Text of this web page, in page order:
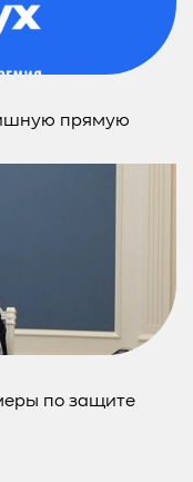
прямую
по защите